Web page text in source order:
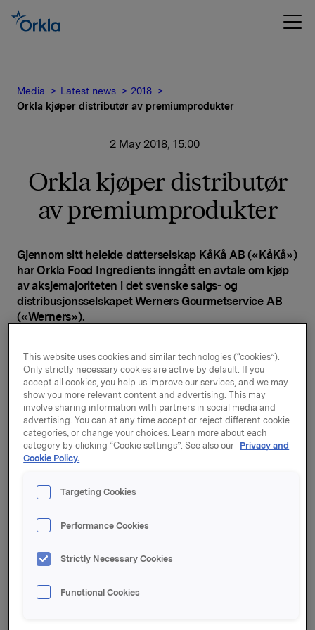
Media Latest news
2018
Orkla kjøper distributør av premiumprodukter
2 May 2018, 15:00
Orkla kjøper distributør
av premiumprodukter
Gjennom sitt heleide datterselskap KåKå AB («KåKå»)
har Orkla Food Ingredients inngått en avtale om kjøp
av aksjemajoriteten i det svenske salgs- og
distribusjonsselskapet Werners Gourmetservice AB
(«Werners»).
premiumprodukter til restauranter, konditorier og
profesjonelle kokker, og har også etablert seg i
Danmark, Finland og Norge. Selskapet tilbyr
gourmetvarer som trøffel, kaviar, sjokolade,
espressokaffe, desserter, krydder og olje, og
forhandler kjente merkevarer som Valrhona og illy. I
tillegg selger selskapet produkter under sin egen
KåKå er Sveriges ledende leverandør av
og bakeriindustrier, og virksomhetene utfyller
kategorier og verdifull kompetanse innen
premiumprodukter. Selskapet er godt etablert i den
This website uses cookies and similar technologies (“cookies”).
Only strictly necessary cookies are active by default. If you
accept all cookies, you help us improve our services, and we may
show you more relevant content and advertising. This may
involve sharing information with partners in social media and
advertising. You can at any time accept or reject different cookie
categories, or change your choices. Learn more about each
category by clicking “Cookie settings”. See also our Privacy and
Cookie Policy.
Targeting Cookies
Performance Cookies
Strictly Necessary Cookies
Functional Cookies